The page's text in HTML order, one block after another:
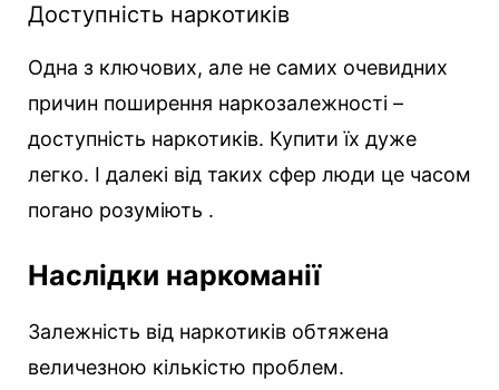
Доступність наркотиків
Одна з ключових, але не самих очевидних
причин поширення наркозалежності –
доступність наркотиків. Купити їх дуже
легко. І далекі від таких сфер люди це часом
погано розуміють .
Наслідки наркоманії
Залежність від наркотиків обтяжена
величезною кількістю проблем.